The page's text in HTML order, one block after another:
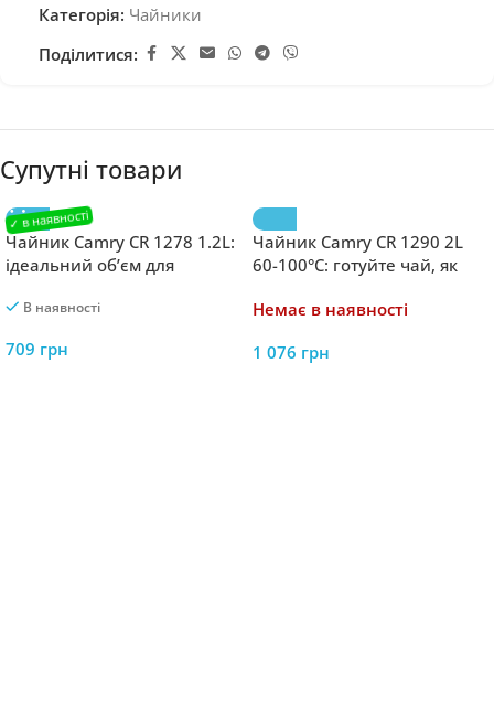
Категорія: Чайники
Поділитися:
Супутні товари
Чайник Camry CR 1278 1.2L:
ідеальний об’єм для
В наявності
709 грн
Чайник Camry CR 1290 2L
60-100°C: готуйте чай, як
Немає в наявності
1 076 грн